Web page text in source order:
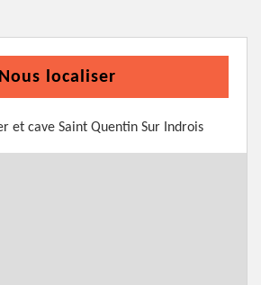
Nous localiser
et cave Saint Quentin Sur Indrois